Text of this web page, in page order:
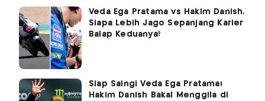
Veda Ega Pratama vs Hakim Danish,
Siapa Lebih Jago Sepanjang Karier
Balap Keduanya?
Siap Saingi Veda Ega Pratama!
Hakim Danish Bakal Menggila di